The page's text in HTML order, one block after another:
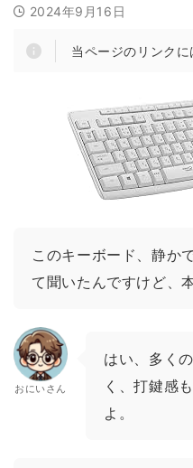
2024年9月16日
当ページのリンクに
このキーボード、静か
て聞いたんですけど、
おにいさん
はい、多く
く、打鍵感
よ。